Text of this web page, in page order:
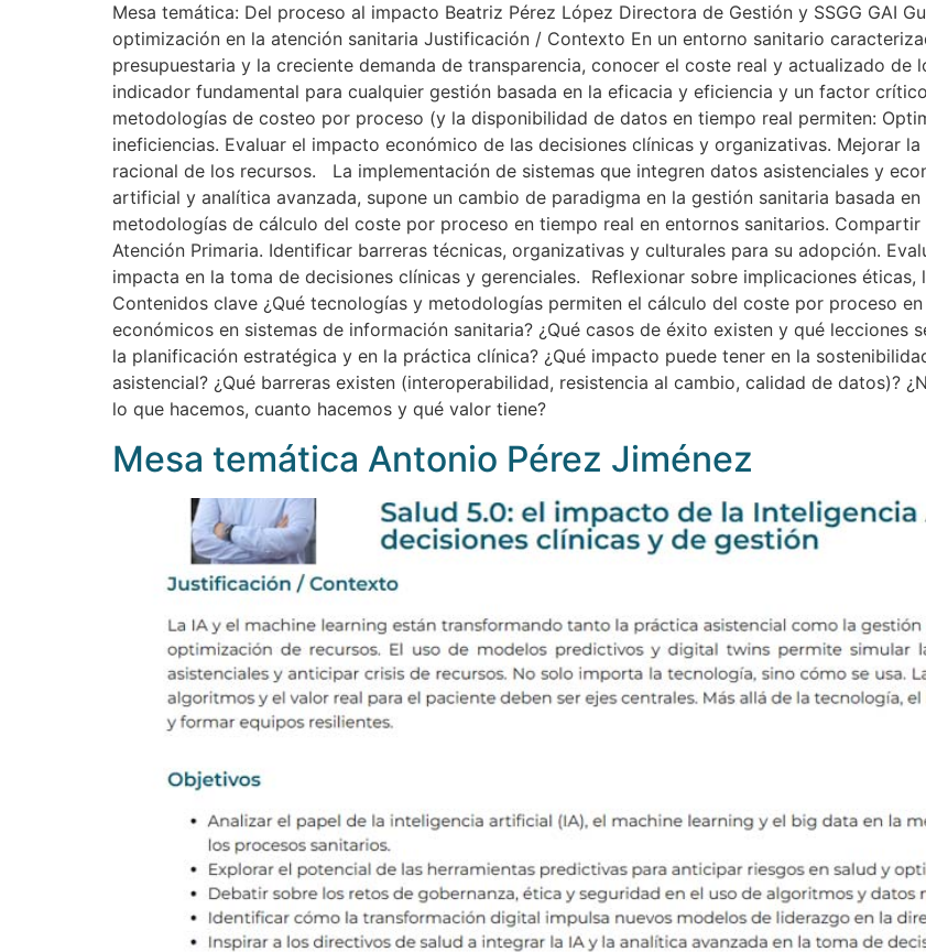
Mesa temática: Del proceso al impacto Beatriz Pérez López Directora de Gestión y SSGG GAI
optimización en la atención sanitaria Justificación / Contexto En un entorno sanitario
presupuestaria y la creciente demanda de transparencia, conocer el coste real y actualizado de
indicador fundamental para cualquier gestión basada en la eficacia y eficiencia y un factor
metodologías de costeo por proceso (y la disponibilidad de datos en tiempo real permiten:
ineficiencias. Evaluar el impacto económico de las decisiones clínicas y organizativas. Mejorar
racional de los recursos. La implementación de sistemas que integren datos asistenciales y
artificial y analítica avanzada, supone un cambio de paradigma en la gestión sanitaria basada
metodologías de cálculo del coste por proceso en tiempo real en entornos sanitarios.
Atención Primaria. Identificar barreras técnicas, organizativas y culturales para su adopción.
impacta en la toma de decisiones clínicas y gerenciales. Reflexionar sobre implicaciones
Contenidos clave ¿Qué tecnologías y metodologías permiten el cálculo del coste por proceso
económicos en sistemas de información sanitaria? ¿Qué casos de éxito existen y qué lecciones
la planificación estratégica y en la práctica clínica? ¿Qué impacto puede tener en la
asistencial? ¿Qué barreras existen (interoperabilidad, resistencia al cambio, calidad de datos)?
lo que hacemos, cuanto hacemos y qué valor tiene?
Mesa temática Antonio Pérez Jiménez